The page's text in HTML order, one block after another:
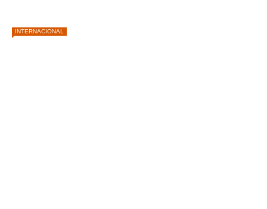
INTERNACIONAL